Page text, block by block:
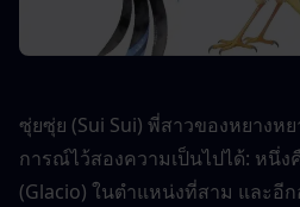
ซุ่ยซุ่ย (Sui Sui) พี่สาวของหยางห
การณ์ไว้สองความเป็นไปได้: หนึ่
(Glacio) ในตำแหน่งที่สาม และอี